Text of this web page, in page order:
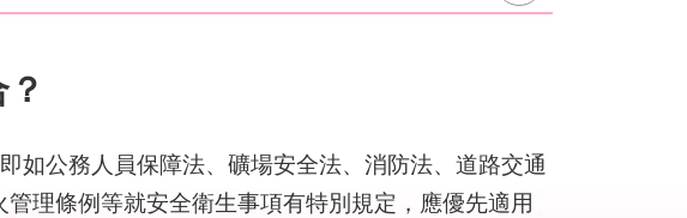
如公務人員保障法、礦場安全法、消防法、道路交通
理條例等就安全衛生事項有特別規定，應優先適用